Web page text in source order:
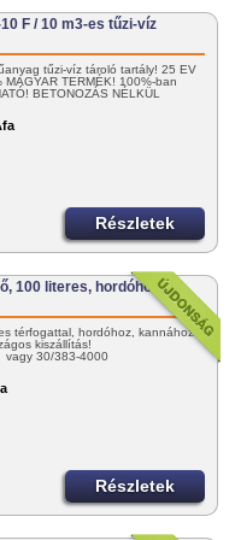
F / 10 m3-es tűzi-víz
tűzi-víz tároló tartály! 25 ÉV
MAGYAR TERMÉK! 100%-ban
BETONOZÁS NÉLKÜL
Részletek
100 literes, hordóhoz /
térfogattal, hordóhoz, kannához.
kiszállítás!
vagy 30/383-4000
Részletek